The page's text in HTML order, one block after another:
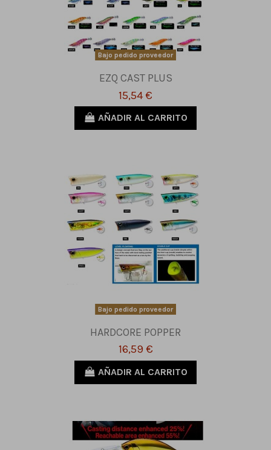
Bajo pedido proveedor
EZQ CAST PLUS
15,54 €
AÑADIR AL CARRITO
Bajo pedido proveedor
HARDCORE POPPER
16,59 €
AÑADIR AL CARRITO